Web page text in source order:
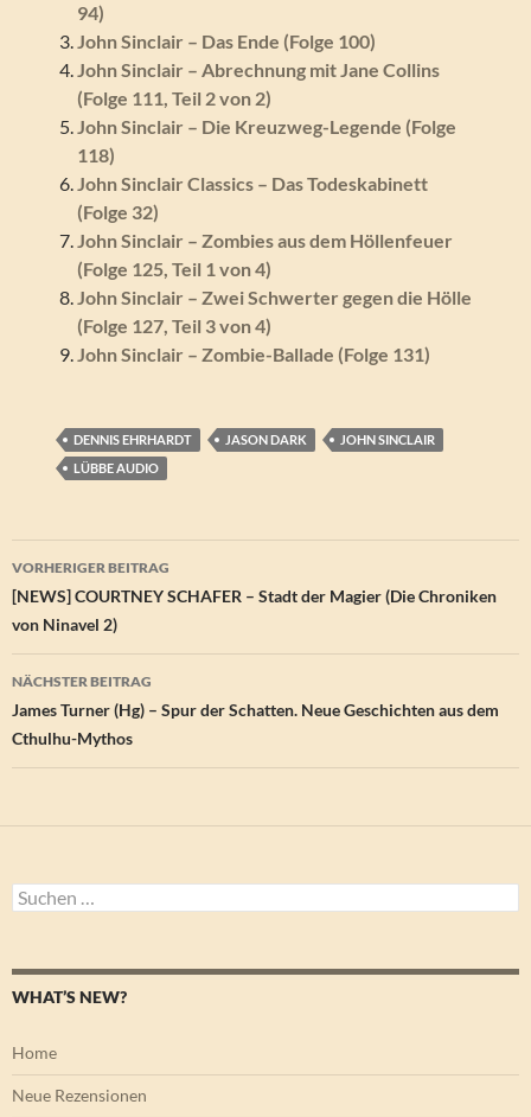
94)
John Sinclair – Das Ende (Folge 100)
John Sinclair – Abrechnung mit Jane Collins
(Folge 111, Teil 2 von 2)
John Sinclair – Die Kreuzweg-Legende (Folge
118)
John Sinclair Classics – Das Todeskabinett
(Folge 32)
John Sinclair – Zombies aus dem Höllenfeuer
(Folge 125, Teil 1 von 4)
John Sinclair – Zwei Schwerter gegen die Hölle
(Folge 127, Teil 3 von 4)
John Sinclair – Zombie-Ballade (Folge 131)
DENNIS EHRHARDT JASON DARK
JOHN SINCLAIR
LÜBBE AUDIO
Beitragsnavigation
VORHERIGER BEITRAG
[NEWS] COURTNEY SCHAFER – Stadt der Magier (Die Chroniken
von Ninavel 2)
NÄCHSTER BEITRAG
James Turner (Hg) – Spur der Schatten. Neue Geschichten aus dem
Cthulhu-Mythos
Suchen
nach:
WHAT’S NEW?
Home
Neue Rezensionen